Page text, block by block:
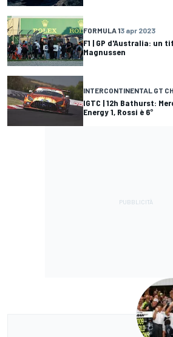
FORMULA 13 apr 2023
F1 | GP d'Australia:
Magnussen
INTERCONTINENTAL GT
IGTC | 12h Bathurst:
Energy 1, Rossi è 6°